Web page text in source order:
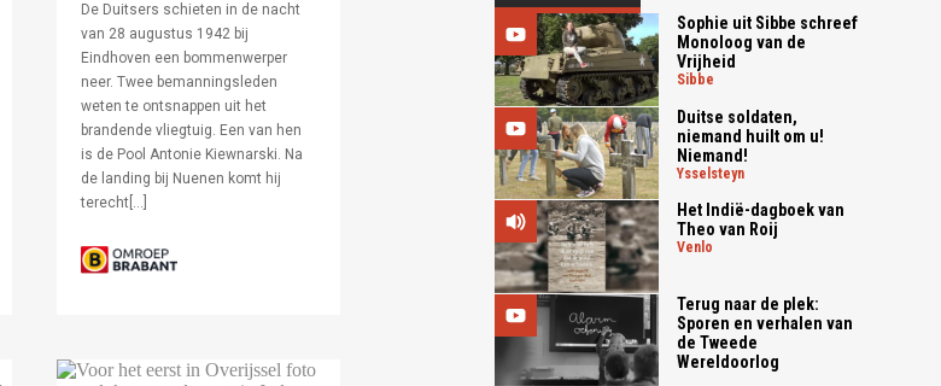
De Duitsers schieten in de nacht
van 28 augustus 1942 bij
Eindhoven een bommenwerper
neer. Twee bemanningsleden
weten te ontsnappen uit het
brandende vliegtuig. Een van hen
is de Pool Antonie Kiewnarski. Na
de landing bij Nuenen komt hij
terecht[…]
Sophie uit Sibbe schreef
Monoloog van de
Vrijheid
sibbe
Duitse soldaten,
niemand huilt om u!
Niemand!
ysselsteyn
Het Indië-dagboek van
Theo van Roij
venlo
Terug naar de plek:
Sporen en verhalen van
de Tweede
Wereldoorlog